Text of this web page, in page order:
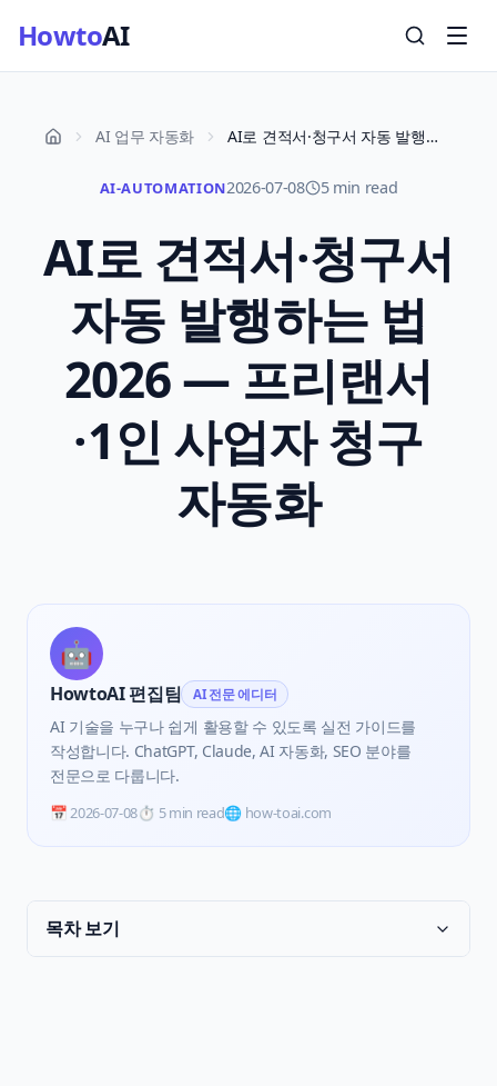
HowtoAI
AI 업무 자동화 AI로 견적서·청구서 자동 발행하는 법 2026 — 프리랜서·1인 사업자 청구 자동화
AI-AUTOMATION2026-07-08 5 min read
AI로 견적서·청구서
자동 발행하는 법
2026 — 프리랜서
·1인 사업자 청구
자동화
🤖
HowtoAI 편집팀 AI 전문 에디터
AI 기술을 누구나 쉽게 활용할 수 있도록 실전 가이드를
작성합니다. ChatGPT, Claude, AI 자동화, SEO 분야를
전문으로 다룹니다.
📅2026-07-08⏱️ 5 min read🌐 how-toai.com
목차 보기